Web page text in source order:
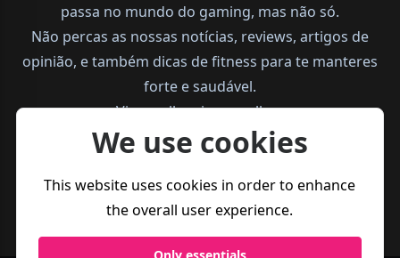
passa no mundo do gaming, mas não só.
Não percas as nossas notícias, reviews, artigos de
opinião, e também dicas de fitness para te manteres
forte e saudável.
Vive melhor, joga melhor.
We use cookies
This website uses cookies in order to enhance
the overall user experience.
Only essentials